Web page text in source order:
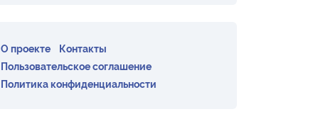
О проекте
Контакты
Пользовательское соглашение
Политика конфиденциальности